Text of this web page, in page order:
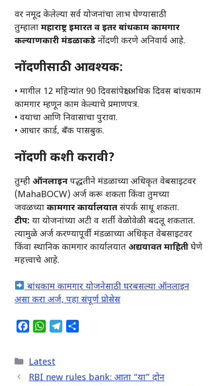
वर नमूद केलेल्या सर्व योजनांचा लाभ घेण्यासाठी
तुम्हाला महाराष्ट्र इमारत व इतर बांधकाम कामगार
कल्याणकारी मंडळाकडे नोंदणी करणे अनिवार्य आहे.
नोंदणीसाठी आवश्यक:
• मागील 12 महिन्यांत 90 दिवसांपेक्षा अधिक दिवस बांधकाम
कामगार म्हणून काम केल्याचे प्रमाणपत्र.
• वयाचा आणि निवासाचा पुरावा.
• आधार कार्ड, बँक पासबुक.
नोंदणी कशी करावी?
तुम्ही ऑनलाइन पद्धतीने मंडळाच्या अधिकृत वेबसाइटवर
(MahaBOCW) अर्ज करू शकता किंवा तुमच्या
जवळच्या कामगार कार्यालयात संपर्क साधू शकता.
टीप: या योजनांच्या अटी व शर्ती वेळोवेळी बदलू शकतात.
त्यामुळे अर्ज करण्यापूर्वी मंडळाच्या अधिकृत वेबसाइटवर
किंवा स्थानिक कामगार कार्यालयात अद्ययावत माहिती घेणे
महत्त्वाचे आहे.
बांधकाम कामगार योजनेसाठी घरबसल्या ऑनलाइन
असा करा अर्ज, पहा संपूर्ण प्रोसेस
e
b
W
t
s
g
e
Categories
Latest
RBI new rules bank: आता “या” दोन